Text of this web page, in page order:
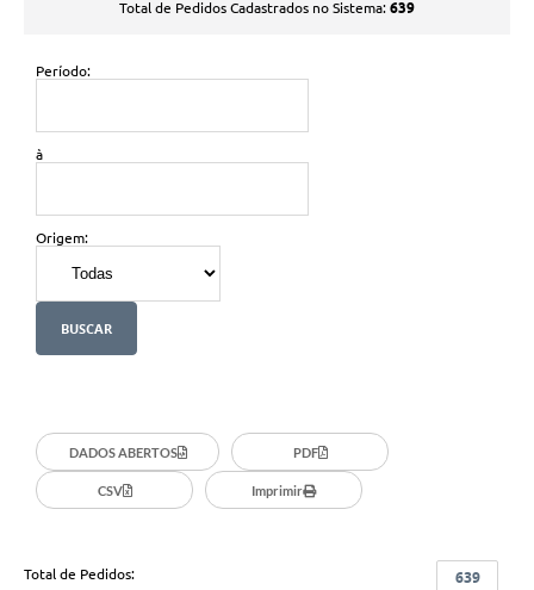
Total de Pedidos Cadastrados no Sistema: 639
Período:
à
Origem:
DADOS ABERTOS PDF
CSV Imprimir
Total de Pedidos: 639